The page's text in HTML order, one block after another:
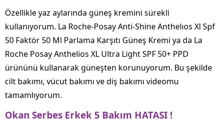
Özellikle yaz aylarında güneş kremini sürekli
kullanıyorum. La Roche-Posay Anti-Shine Anthelıos Xl Spf
50 Faktör 50 Ml Parlama Karşıtı Güneş Kremi ya da La
Roche Posay Anthelios XL Ultra Light SPF 50+ PPD
ürününü kullanarak güneşten korunuyorum. Bu şekilde
cilt bakımı, vücut bakımı ve diş bakımı videomu
tamamlıyorum.
Okan Serbes Erkek 5 Bakım HATASI !